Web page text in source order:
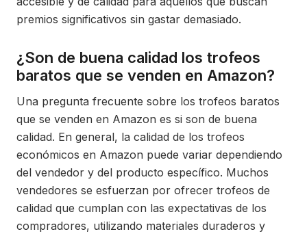
premios significativos sin gastar demasiado.
¿Son de buena calidad los trofeos
baratos que se venden en Amazon?
Una pregunta frecuente sobre los trofeos baratos
que se venden en Amazon es si son de buena
calidad. En general, la calidad de los trofeos
económicos en Amazon puede variar dependiendo
del vendedor y del producto específico. Muchos
vendedores se esfuerzan por ofrecer trofeos de
calidad que cumplan con las expectativas de los
compradores, utilizando materiales duraderos y